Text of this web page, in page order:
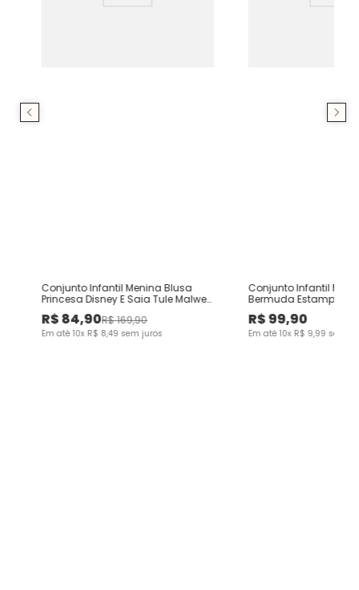
Conjunto Infantil Menina Blusa
Princesa Disney E Saia Tule Malwee
Kids
R$84,90R$169,90
Em até10xR$ 8,49 sem juros
Conjunto Infantil
Bermuda Estampada
Malwee Kids
R$99,90
Em até10x R$ 9,99 sem